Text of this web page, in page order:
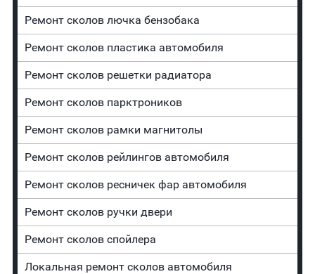
Ремонт сколов лючка бензобака
Ремонт сколов пластика автомобиля
Ремонт сколов решетки радиатора
Ремонт сколов парктроников
Ремонт сколов рамки магнитолы
Ремонт сколов рейлингов автомобиля
Ремонт сколов ресничек фар автомобиля
Ремонт сколов ручки двери
Ремонт сколов спойлера
Локальная ремонт сколов автомобиля